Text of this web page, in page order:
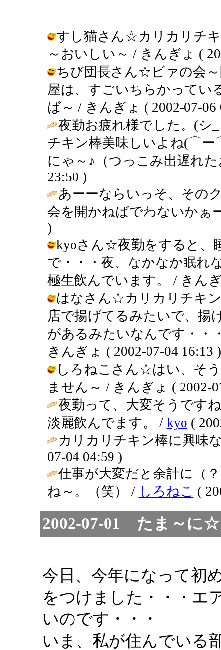
すし猫さん☆カリカリチ
～おいしい～ / きんぎょ (
ちび団長さん☆ビァの会
屋は、すごいちらかってい
ば～ / きんぎょ ( 2002-07-06
夜勤お疲れ様でした。(
チキン棒美味しいよね(⌒
にゃ～♪（つっこみ出遅れ
23:50 )
あーーならいっそ、その
会を開かねばでわないかぁ
)
kyoさん☆夜勤をすると、
で・・・夜、なかなか眠れ
極生飲んでいます。 / きん
はなさん☆カリカリチキ
店で揚げてるみたいで、揚
があるみたいなんです・・
きんぎょ ( 2002-07-04 16:13 )
しろねこさん☆はい、そ
ません～ / きんぎょ ( 2002-
夜勤って、大変そうです
淡麗飲んでます。 / kyo (
カリカリチキン棒に興味
07-04 04:59 )
仕事が大変だと余計に（
ね～。（笑） / しろねこ (
2002-07-01 たま～に
今日、今年になって初
をつけました・・・エ
いのです・・・
いま、私が住んでいる